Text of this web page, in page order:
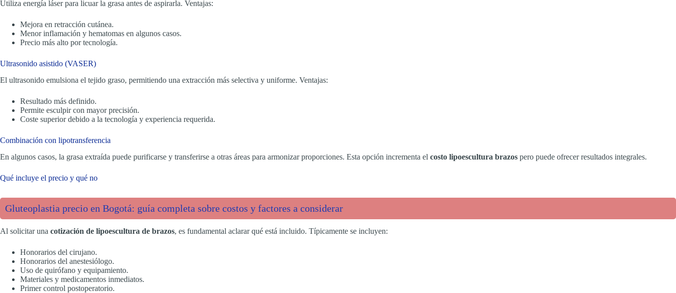
Utiliza energía láser para licuar la grasa antes de aspirarla. Ventajas:
Mejora en retracción cutánea.
Menor inflamación y hematomas en algunos casos.
Precio más alto por tecnología.
Ultrasonido asistido (VASER)
El ultrasonido emulsiona el tejido graso, permitiendo una extracción más selectiva y uniforme. Ventajas:
Resultado más definido.
Permite esculpir con mayor precisión.
Coste superior debido a la tecnología y experiencia requerida.
Combinación con lipotransferencia
En algunos casos, la grasa extraída puede purificarse y transferirse a otras áreas para armonizar proporciones. Esta opción incrementa el costo lipoescultura brazos pero puede ofrecer resultados integrales.
Qué incluye el precio y qué no
Gluteoplastia precio en Bogotá: guía completa sobre costos y factores a considerar
Al solicitar una cotización de lipoescultura de brazos, es fundamental aclarar qué está incluido. Típicamente se incluyen:
Honorarios del cirujano.
Honorarios del anestesiólogo.
Uso de quirófano y equipamiento.
Materiales y medicamentos inmediatos.
Primer control postoperatorio.